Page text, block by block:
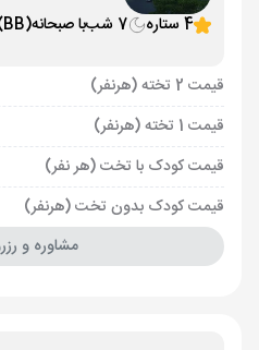
4 ستاره
7 شب با صبحانه(BB)
قیمت 2 تخته (هرنفر)
قیمت 1 تخته (هرنفر)
قیمت کودک با تخت (هر نفر)
قیمت کودک بدون تخت (هرنفر)
مشاوره و